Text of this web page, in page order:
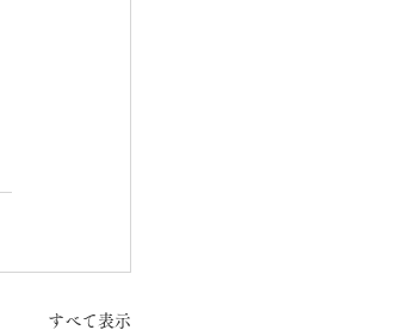
すべて表示